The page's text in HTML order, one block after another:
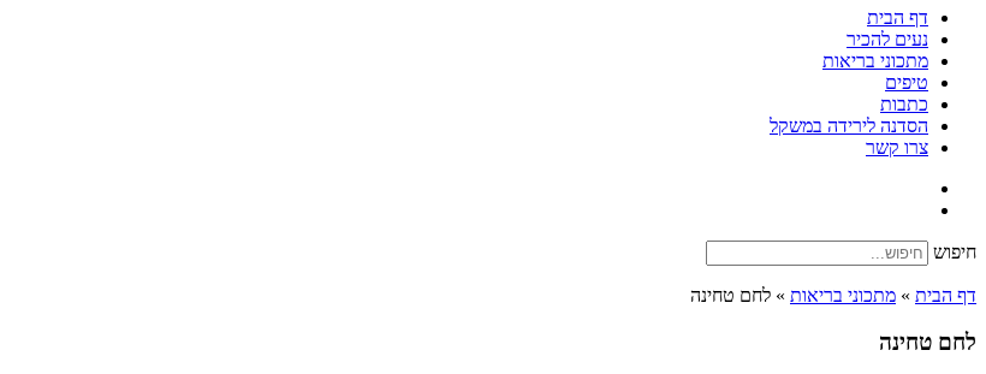
דף הבית
נעים להכיר
מתכוני בריאות
טיפים
כתבות
הסדנה לירידה במשקל
צרו קשר
חיפוש
דף הבית » מתכוני בריאות » לחם טחינה
לחם טחינה